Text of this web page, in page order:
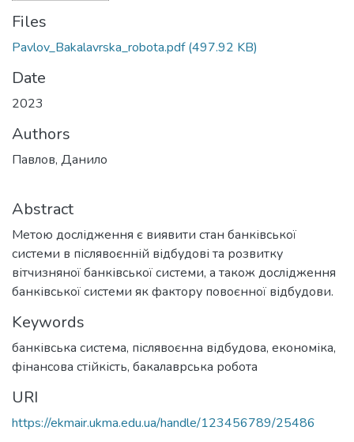
Files
Pavlov_Bakalavrska_robota.pdf(497.92 KB)
Date
2023
Authors
Павлов, Данило
Abstract
Метою дослідження є виявити стан банківської
системи в післявоєнній відбудові та розвитку
вітчизняної банківської системи, а також дослідження
банківської системи як фактору повоєнної відбудови.
Keywords
банківська система, післявоєнна відбудова, економіка,
фінансова стійкість, бакалаврська робота
URI
https://ekmair.ukma.edu.ua/handle/123456789/25486